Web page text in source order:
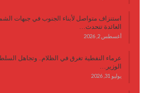
استنزاف متواصل لأبناء الجنوب في جبهات
العائدة تتحدث…
أغسطس 2, 2026
عرماء النفطية تغرق في الظلام.. وتجاهل
الوزير…
يوليو 31, 2026